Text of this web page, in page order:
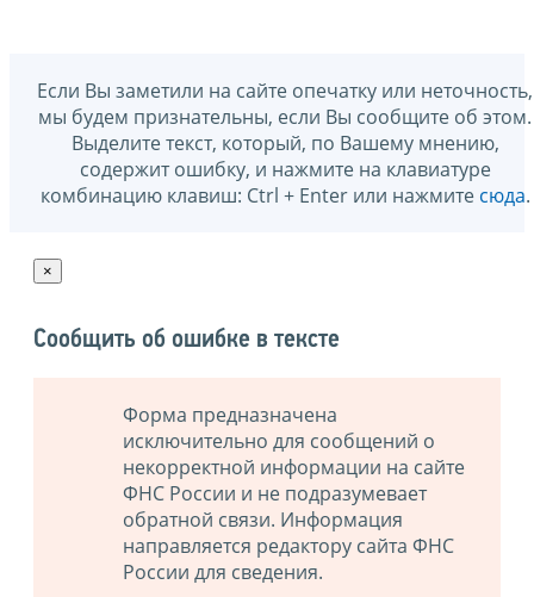
Если Вы заметили на сайте опечатку или неточность,
мы будем признательны, если Вы сообщите об этом.
Выделите текст, который, по Вашему мнению,
содержит ошибку, и нажмите на клавиатуре
комбинацию клавиш: Ctrl + Enter или нажмите сюда.
×
Сообщить об ошибке в тексте
Форма предназначена
исключительно для сообщений о
некорректной информации на сайте
ФНС России и не подразумевает
обратной связи. Информация
направляется редактору сайта ФНС
России для сведения.